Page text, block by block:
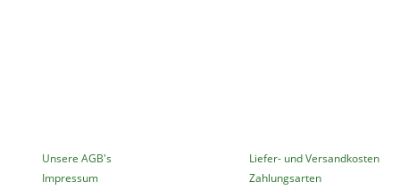
Unsere AGB's
Impressum
Liefer- und Versandkosten
Zahlungsarten